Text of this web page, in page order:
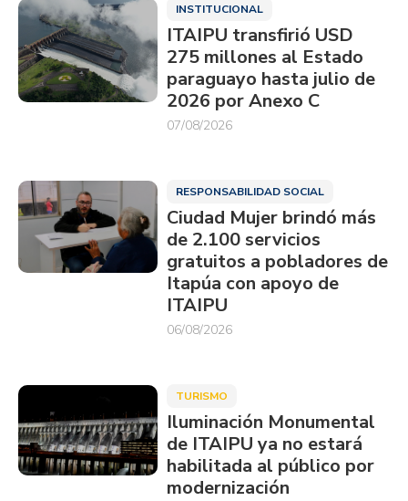
INSTITUCIONAL
ITAIPU transfirió USD
275 millones al Estado
paraguayo hasta julio de
2026 por Anexo C
07/08/2026
RESPONSABILIDAD SOCIAL
Ciudad Mujer brindó más
de 2.100 servicios
gratuitos a pobladores de
Itapúa con apoyo de
ITAIPU
06/08/2026
TURISMO
Iluminación Monumental
de ITAIPU ya no estará
habilitada al público por
modernización